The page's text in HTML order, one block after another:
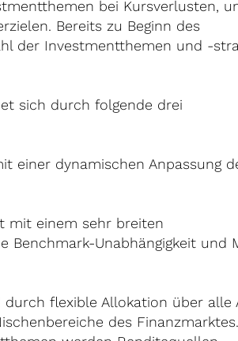
bei Kursverlusten,
Bereits zu Beginn des
der Investmentthemen und -
sich durch folgende drei
einer dynamischen Anpassung
mit einem sehr breiten
Benchmark-Unabhängigkeit und
flexible Allokation über alle
des